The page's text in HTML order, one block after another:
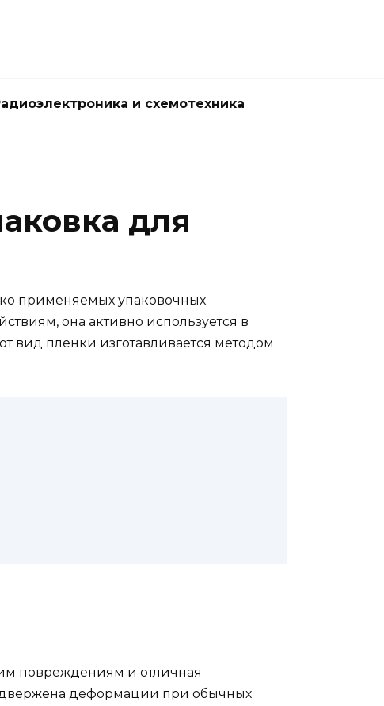
и схемотехника
для
применяемых упаковочных
она активно используется в
вид пленки изготавливается методом
повреждениям и отличная
деформации при обычных